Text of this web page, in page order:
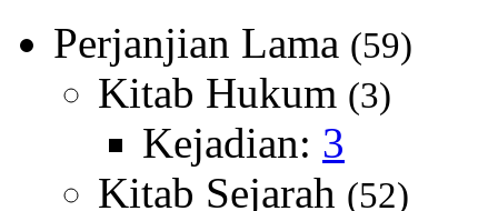
Perjanjian Lama (59)
Kitab Hukum (3)
Kejadian: 3
Kitab Sejarah (52)